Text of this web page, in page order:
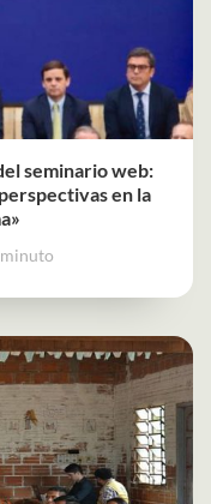
seminario web:
en la